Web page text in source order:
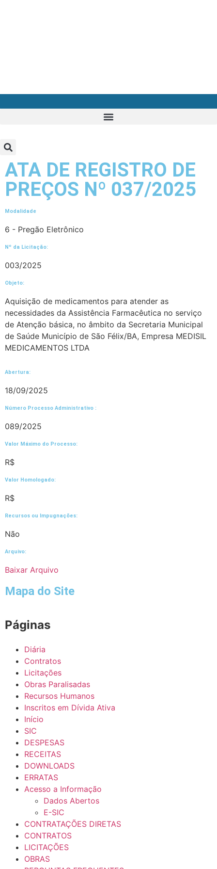
ATA DE REGISTRO DE
PREÇOS Nº 037/2025
Modalidade
6 - Pregão Eletrônico
Nº da Licitação: ​​
003/2025
Objeto:
Aquisição de medicamentos para atender as
necessidades da Assistência Farmacêutica no serviço
de Atenção básica, no âmbito da Secretaria Municipal
de Saúde Município de São Félix/BA, Empresa MEDISIL
MEDICAMENTOS LTDA
Abertura:
18/09/2025
Número Processo Administrativo :
089/2025
Valor Máximo do Processo: ​
R$
Valor Homologado: ​
R$
Recursos ou Impugnações: ​
Não
Arquivo:
Baixar Arquivo
Mapa do Site
Páginas
Diária
Contratos
Licitações
Obras Paralisadas
Recursos Humanos
Inscritos em Dívida Ativa
Início
SIC
DESPESAS
RECEITAS
DOWNLOADS
ERRATAS
Acesso a Informação
Dados Abertos
E-SIC
CONTRATAÇÕES DIRETAS
CONTRATOS
LICITAÇÕES
OBRAS